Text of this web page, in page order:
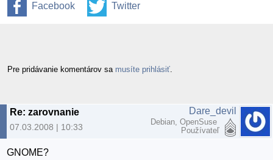
Facebook Twitter
Pre pridávanie komentárov sa musíte prihlásiť
Re: zarovnanie
07.03.2008 | 10:33
Dare_devil
Debian, OpenSuse
Používateľ
GNOME?